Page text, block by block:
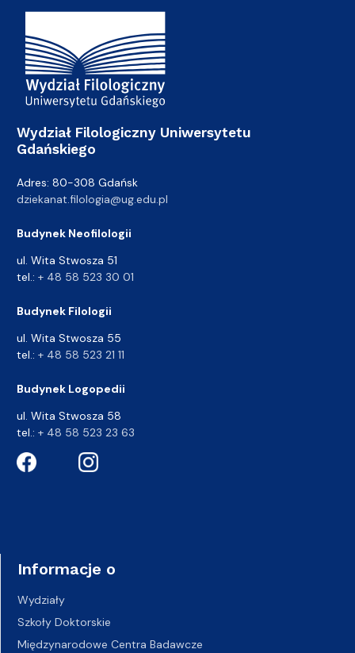
Adres Wydziału
Wydział Filologiczny Uniwersytetu
Gdańskiego
Adres: 80-308 Gdańsk
dziekanat.filologia@ug.edu.pl
Budynek Neofilologii
ul. Wita Stwosza 51
tel.: + 48 58 523 30 01
Budynek Filologii
ul. Wita Stwosza 55
tel.: + 48 58 523 21 11
Budynek Logopedii
ul. Wita Stwosza 58
tel.: + 48 58 523 23 63
Informacje o
Wydziały
Szkoły Doktorskie
Międzynarodowe Centra Badawcze